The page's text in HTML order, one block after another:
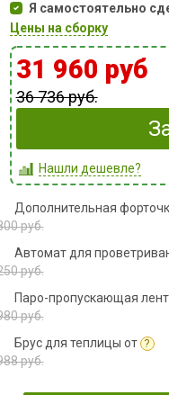
Я самостоятельно
Цены на сборку
31 960 руб
36 736 руб.
Нашли дешевле?
Дополнительная
руб.
Автомат для
руб.
Паро-пропускающая
руб.
Брус для теплицы от ?
руб.